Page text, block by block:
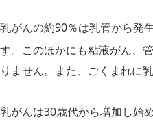
乳がんの約90％は乳管から発
す。このほかにも粘液がん、
りません。また、ごくまれに
乳がんは30歳代から増加し始